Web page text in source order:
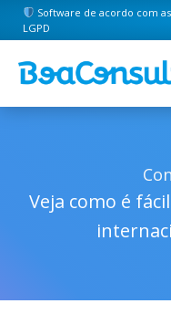
Software de acordo com
LGPD
Veja como é